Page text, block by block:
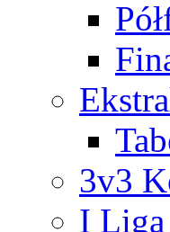
3v3
I Liga